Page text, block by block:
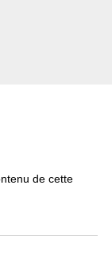
de cette